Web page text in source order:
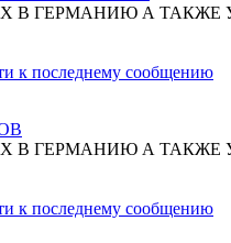
В ГЕРМАНИЮ А
В ГЕРМАНИЮ А